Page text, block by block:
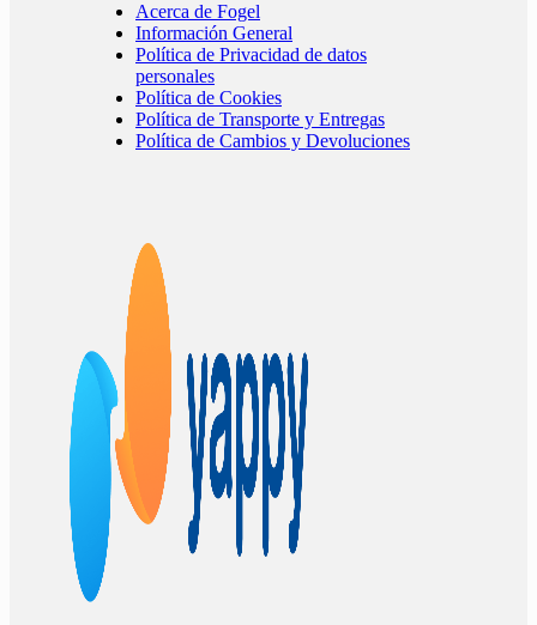
Acerca de Fogel
Información General
Política de Privacidad de datos
personales
Política de Cookies
Política de Transporte y Entregas
Política de Cambios y Devoluciones